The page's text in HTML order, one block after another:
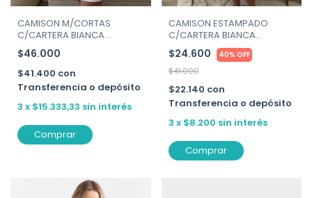
CAMISON M/CORTAS
C/CARTERA BIANCA
SECRETA ART.26535
$46.000
$41.400 con
Transferencia o depósito
3 x $15.333,33 sin interés
Comprar
CAMISON ESTAMPADO
C/CARTERA BIANCA
SECRETA ART. 26539
$24.600 40% OFF
$41.000
$22.140 con
Transferencia o depósito
3 x $8.200 sin interés
Comprar